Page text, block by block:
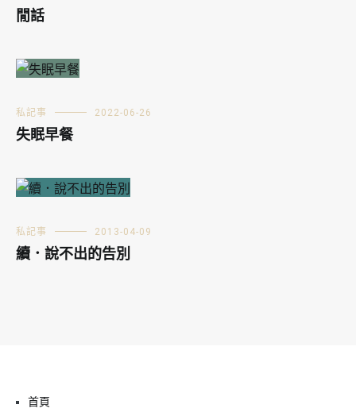
閒話
私記事 2022-06-26
失眠早餐
私記事 2013-04-09
續．說不出的告別
首頁